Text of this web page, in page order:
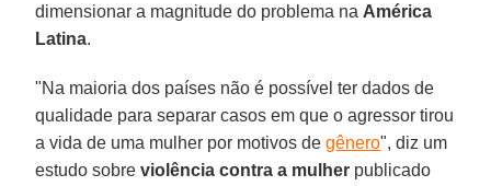
dimensionar a magnitude do problema na América
Latina.
"Na maioria dos países não é possível ter dados de
qualidade para separar casos em que o agressor tirou
a vida de uma mulher por motivos degênero", diz um
estudo sobreviolência contra a mulher publicado